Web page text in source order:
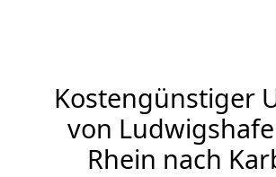
Kostengünstiger
von
Rhein nach